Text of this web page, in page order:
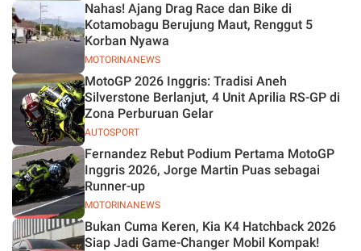
MOTORINANEWS
Nahas! Ajang Drag Race dan Bike di
Kotamobagu Berujung Maut, Renggut 5
Korban Nyawa
AUTOSPORT
MotoGP 2026 Inggris: Tradisi Aneh
Silverstone Berlanjut, 4 Unit Aprilia RS-GP di
Zona Perburuan Gelar
MOTORINANEWS
Fernandez Rebut Podium Pertama MotoGP
Inggris 2026, Jorge Martin Puas sebagai
Runner-up
Bukan Cuma Keren, Kia K4 Hatchback 2026
Siap Jadi Game-Changer Mobil Kompak!